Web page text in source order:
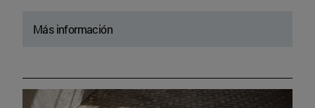
Más información